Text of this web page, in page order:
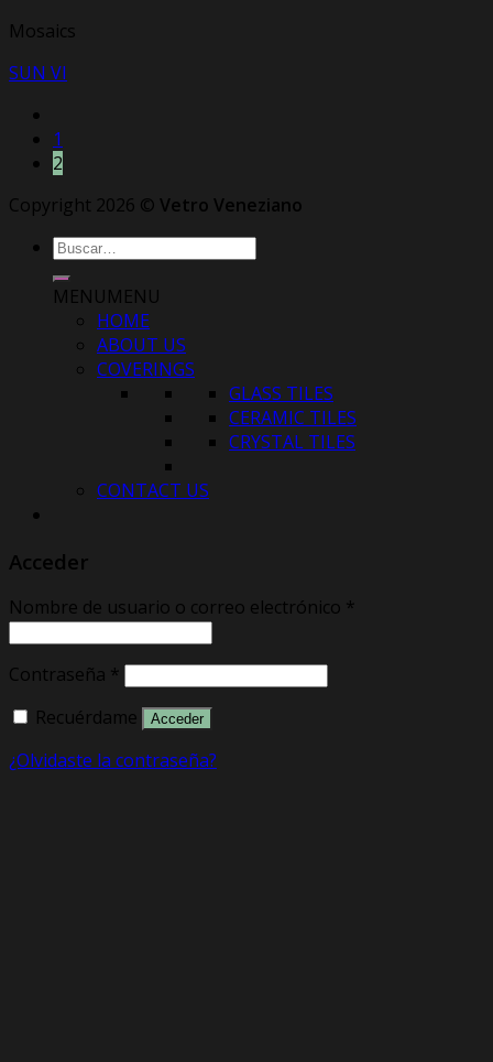
Mosaics
SUN VI
1
2
Copyright 2026 © Vetro Veneziano
Buscar
por:
MENUMENU
HOME
ABOUT US
COVERINGS
GLASS TILES
CERAMIC TILES
CRYSTAL TILES
CONTACT US
Acceder
Nombre de usuario o correo electrónico *
Contraseña *
Recuérdame
Acceder
¿Olvidaste la contraseña?